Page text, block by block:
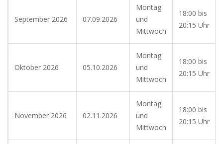
September 2026 07.09.2026
Montag
und
Mittwoch
18:00 bis
20:15 Uhr
Oktober 2026 05.10.2026
Montag
und
Mittwoch
18:00 bis
20:15 Uhr
November 2026 02.11.2026
Montag
und
Mittwoch
18:00 bis
20:15 Uhr